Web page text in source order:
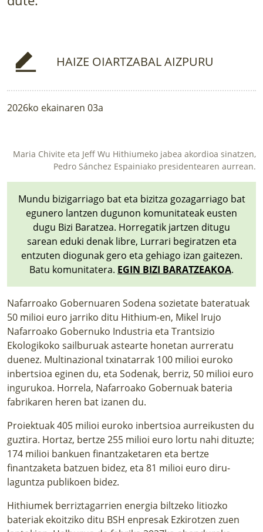
LURRAREN AGENDA
HAIZE OIARTZABAL AIZPURU
2026ko ekainaren 03a
Maria Chivite eta Jeff Wu Hithiumeko jabea akordioa sinatzen,
Pedro Sánchez Espainiako presidentearen aurrean.
Mundu bizigarriago bat eta bizitza gozagarriago bat
egunero lantzen dugunon komunitateak eusten
dugu Bizi Baratzea. Horregatik jartzen ditugu
sarean eduki denak libre, Lurrari begiratzen eta
entzuten diogunak gero eta gehiago izan gaitezen.
Batu komunitatera. EGIN BIZI BARATZEAKOA.
Nafarroako Gobernuaren Sodena sozietate bateratuak
50 milioi euro jarriko ditu Hithium-en, Mikel Irujo
Nafarroako Gobernuko Industria eta Trantsizio
Ekologikoko sailburuak astearte honetan aurreratu
duenez. Multinazional txinatarrak 100 milioi euroko
inbertsioa eginen du, eta Sodenak, berriz, 50 milioi euro
ingurukoa. Horrela, Nafarroako Gobernuak bateria
fabrikaren heren bat izanen du.
Proiektuak 405 milioi euroko inbertsioa aurreikusten du
guztira. Hortaz, bertze 255 milioi euro lortu nahi dituzte;
174 milioi bankuen finantzaketaren eta bertze
finantzaketa batzuen bidez, eta 81 milioi euro diru-
laguntza publikoen bidez.
Hithiumek berriztagarrien energia biltzeko litiozko
bateriak ekoitziko ditu BSH enpresak Ezkirotzen zuen